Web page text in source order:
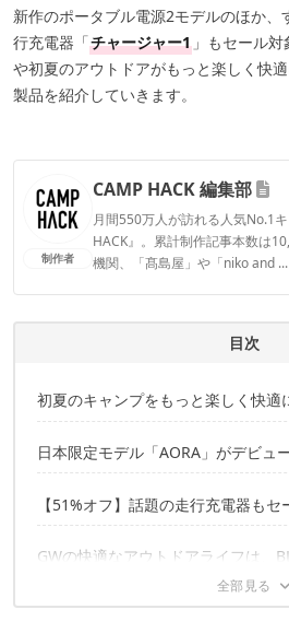
新作のポータブル電源2モデルのほか、
行充電器「チャージャー1 」もセール
や初夏のアウトドアがもっと楽しく快
製品を紹介していきます。
制作者
CAMP HACK 編集部
月間550万人が訪れる人気No.1
HACK』。累計制作記事本数は
機関、「髙島屋」や「niko and
CAMP HACK 編集部のプロフィ
目次
初夏のキャンプをもっと楽しく快適
【セール会場】BLUETTI公式サイト
日本限定モデル「AORA」がデビュ
【38%オフ】手軽に持ち出しやすい「
【39%オフ】車中泊やファミリー防
【51%オフ】話題の走行充電器もセ
充電時間を大幅短縮！AORAとのセッ
GWの快適なアウトドアライフは、